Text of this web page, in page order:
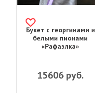
Букет с георгинами и
белыми пионами
«Рафаэлка»
15606руб.